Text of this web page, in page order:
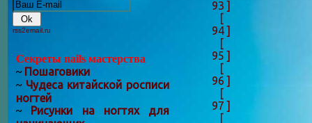
93 ]
[
94 ]
[
95 ]
[
96 ]
[
97 ]
[
rss2email.ru
Секреты nails мастерства
~ Пошаговики
~ Чудеса китайской росписи
ногтей
~ Рисунки на ногтях для